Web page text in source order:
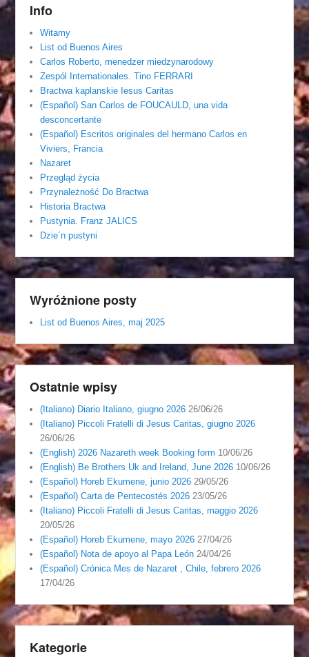
Info
Witamy
List od Buenos Aires
Carlos Roberto, menedzer miedzynarodowy
Zespól Internationales. Tino FERRARI
Bractwa kaplanskie Iesus Caritas
(Español) San Carlos de FOUCAULD, una vida
desconcertante
(Español) Escritos originales del hermano Carlos en
Viviers, Francia
Nazaret
Przegląd życia
Przynależność Do Bractwa
Historia Bractwa
Pustynia. Franz JALICS
Dzie´n pustyni
Wyróżnione posty
List od Buenos Aires, maj 2025
Ostatnie wpisy
(Italiano) Diario Italiano, giugno 2026 26/06/26
(Italiano) Piccoli Fratelli di Jesus Caritas, giugno 2026
26/06/26
(English) 2026 Nazareth week Booking form 10/06/26
(English) Be Brothers Uk and Ireland, June 2026 10/06/26
(Español) Horeb Ekumene, junio 2026 29/05/26
(Español) Carta de Pentecostés 2026 23/05/26
(Italiano) Piccoli Fratelli di Jesus Caritas, maggio 2026
20/05/26
(Español) Horeb Ekumene, mayo 2026 27/04/26
(Español) Nota de apoyo al Papa León 24/04/26
(Español) Crónica Mes de Nazaret , Chile, febrero 2026
17/04/26
Kategorie